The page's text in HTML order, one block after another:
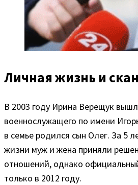
Личная жизнь и
В 2003 году Ирина Верещук
военнослужащего по имени
в семье родился сын Олег. За 5
жизни муж и жена приняли
отношений, однако
только в 2012 году.